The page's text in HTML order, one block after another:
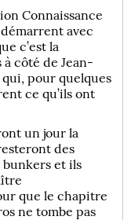
Connaissance
avec
c’est la
côté de Jean-
pour quelques
ce qu’ils ont
un jour la
des
bunkers et ils
que le chapitre
ne tombe pas